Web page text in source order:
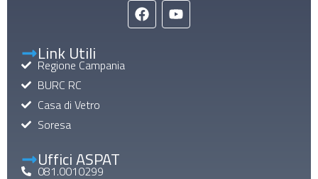
Link Utili
Regione Campania
BURC RC
Casa di Vetro
Soresa
Uffici ASPAT
081.0010299